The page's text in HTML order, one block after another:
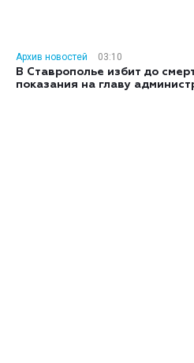
Архив новостей
03:10
В Ставрополье избит до
показания на главу